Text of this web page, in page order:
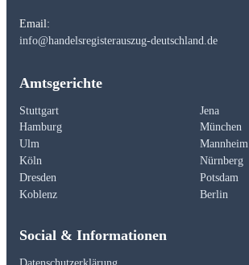
Email:
info@handelsregisterauszug-deutschland.de
Amtsgerichte
Stuttgart
Jena
Hamburg
München
Ulm
Mannheim
Köln
Nürnberg
Dresden
Potsdam
Koblenz
Berlin
Social & Informationen